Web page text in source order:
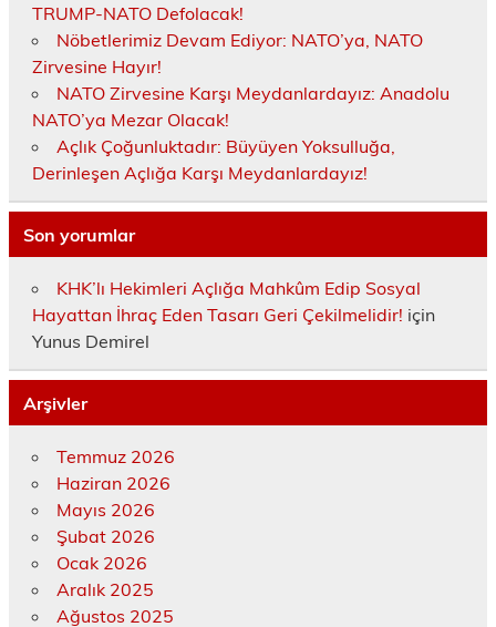
TRUMP-NATO Defolacak!
Nöbetlerimiz Devam Ediyor: NATO’ya, NATO
Zirvesine Hayır!
NATO Zirvesine Karşı Meydanlardayız: Anadolu
NATO’ya Mezar Olacak!
Açlık Çoğunluktadır: Büyüyen Yoksulluğa,
Derinleşen Açlığa Karşı Meydanlardayız!
Son yorumlar
KHK’lı Hekimleri Açlığa Mahkûm Edip Sosyal
Hayattan İhraç Eden Tasarı Geri Çekilmelidir! için
Yunus Demirel
Arşivler
Temmuz 2026
Haziran 2026
Mayıs 2026
Şubat 2026
Ocak 2026
Aralık 2025
Ağustos 2025